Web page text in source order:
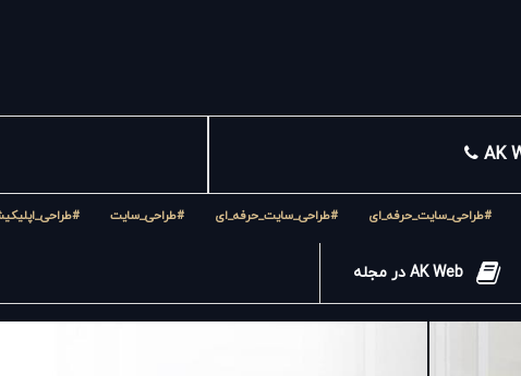
#طراحی_سایت_حرفه_ای #طراحی_سایت_حرفه_ای #طراحی_سایت